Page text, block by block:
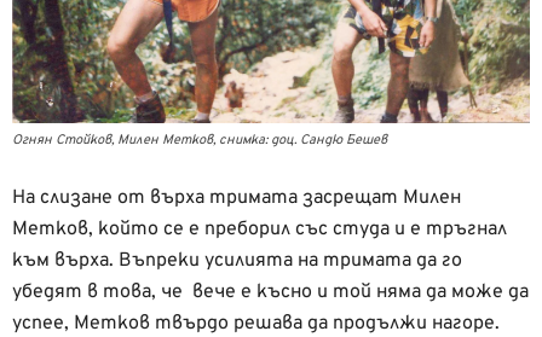
Огнян Стойков, Милен Метков, снимка: доц. Сандю Бешев
На слизане от върха тримата засрещат Милен
Метков, който се е преборил със студа и е тръгнал
към върха. Въпреки усилията на тримата да го
убедят в това, че вече е късно и той няма да може да
успее, Метков твърдо решава да продължи нагоре.